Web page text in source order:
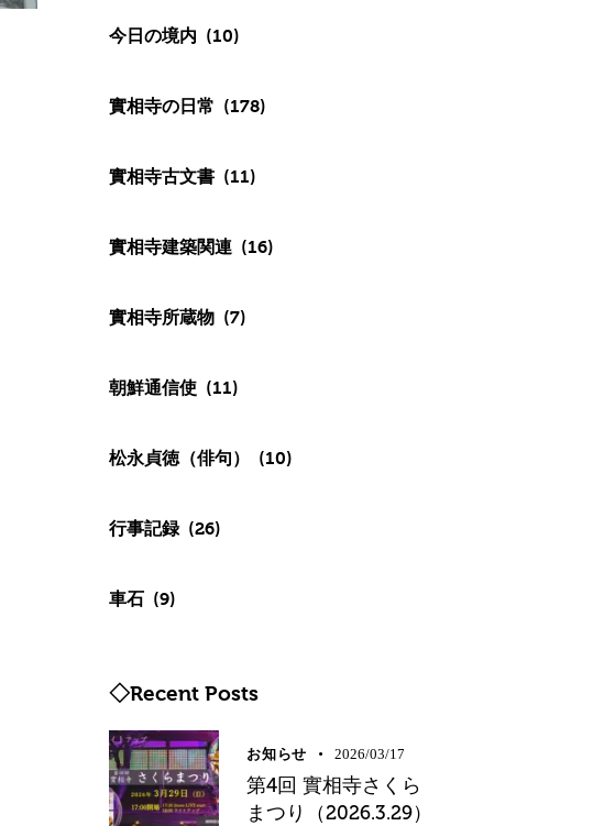
今日の境内 (10)
實相寺の日常 (178)
實相寺古文書 (11)
實相寺建築関連 (16)
實相寺所蔵物 (7)
朝鮮通信使 (11)
松永貞徳（俳句） (10)
行事記録 (26)
車石 (9)
◇Recent Posts
お知らせ 2026/03/17
第4回 實相寺さくら
まつり（2026.3.29）